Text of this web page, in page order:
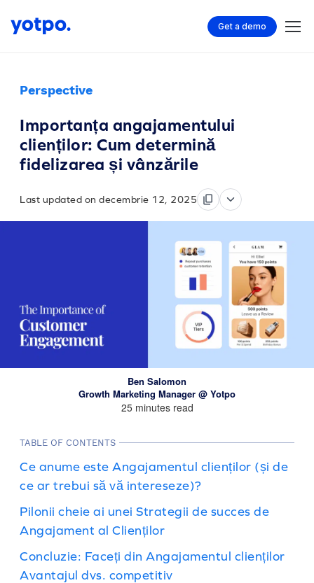
Get a demo
Perspective
Importanța angajamentului
clienților: Cum determină
fidelizarea și vânzările
Last updated on decembrie 12, 2025
Ben Salomon
Growth Marketing Manager @ Yotpo
25 minutes read
TABLE OF CONTENTS
Ce anume este Angajamentul clienților (și de
ce ar trebui să vă intereseze)?
Pilonii cheie ai unei Strategii de succes de
Angajament al Clienților
Concluzie: Faceți din Angajamentul clienților
Avantajul dvs. competitiv